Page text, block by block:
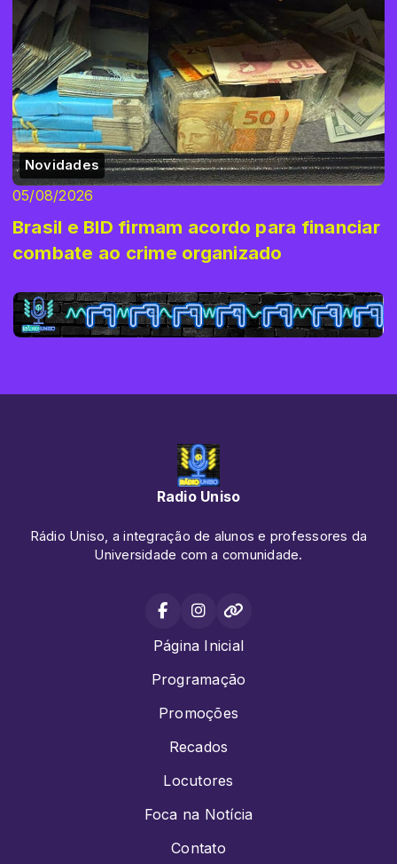
Novidades
05/08/2026
Brasil e BID firmam acordo para financiar
combate ao crime organizado
Radio Uniso
Rádio Uniso, a integração de alunos e professores da
Universidade com a comunidade.
Página Inicial
Programação
Promoções
Recados
Locutores
Foca na Notícia
Contato